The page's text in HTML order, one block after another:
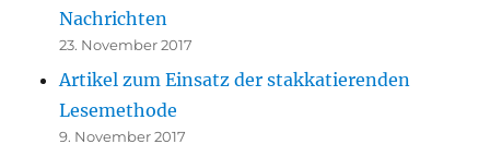
Nachrichten
23. November 2017
Artikel zum Einsatz der stakkatierenden
Lesemethode
9. November 2017